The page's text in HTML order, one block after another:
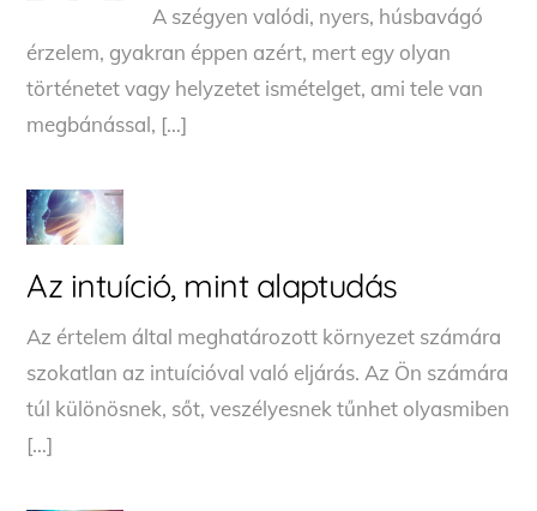
A szégyen valódi, nyers, húsbavágó
érzelem, gyakran éppen azért, mert egy olyan
történetet vagy helyzetet ismételget, ami tele van
megbánással, […]
Az intuíció, mint alaptudás
Az értelem által meghatározott környezet számára
szokatlan az intuícióval való eljárás. Az Ön számára
túl különösnek, sőt, veszélyesnek tűnhet olyasmiben
[…]